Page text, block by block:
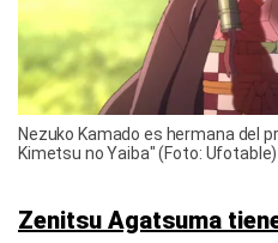
Nezuko Kamado es hermana del
Kimetsu no Yaiba" (Foto: Ufotable)
Zenitsu Agatsuma